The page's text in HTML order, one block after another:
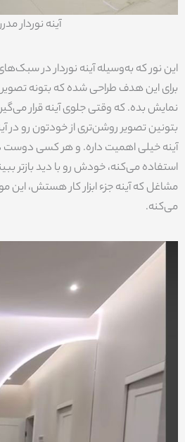
آینه نوردار
این نور که به‌وسیله آینه نوردار در
برای این هدف طراحی شده که بتونه
نمایش بده. که وقتی جلوی آینه قرار
بتونین تصویر روشن‌تری از خودتون رو در
آینه خیلی اهمیت داره. و هر کسی دوست
استفاده می‌کنه، خودش رو با دید بازتر
مشاغل که آینه جزء ابزار کار هستش، این
می‌کنه.